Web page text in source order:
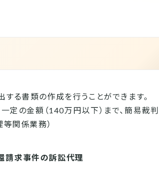
る書類の作成を行うことができます。
定の金額（140万円以下）まで、簡易
関係業務）
請求事件の訴訟代理